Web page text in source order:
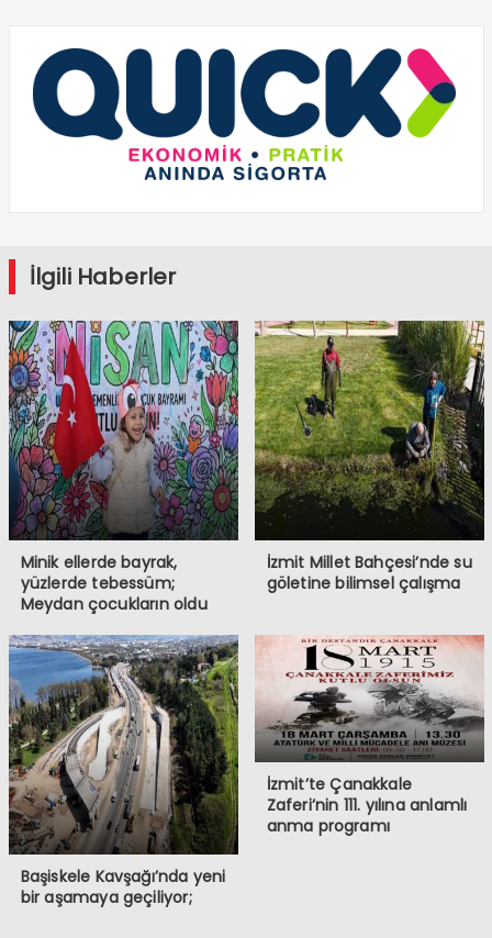
İlgili Haberler
Minik ellerde bayrak,
yüzlerde tebessüm;
Meydan çocukların oldu
İzmit Millet Bahçesi’nde su
göletine bilimsel çalışma
Başiskele Kavşağı’nda yeni
bir aşamaya geçiliyor;
İzmit’te Çanakkale
Zaferi’nin 111. yılına anlamlı
anma programı